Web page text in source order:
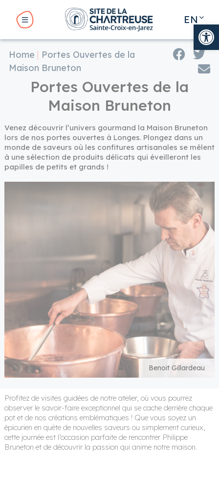
( THE SITE )
( YOUR VISIT )
( YOUR STAY )
EN
Home
Portes Ouvertes de la
Maison Bruneton
Portes Ouvertes de la
Maison Bruneton
Venez découvrir l’univers gourmand la Maison Bruneton
lors de nos portes ouvertes à Longes. Plongez dans un
monde de saveurs où les confitures artisanales se mêlent
à une sélection de produits délicats qui éveilleront les
papilles de petits et grands !
Benoit Gillardeau
Profitez de visites guidées de notre atelier, où vous pourrez
observer le savoir-faire exceptionnel qui se cache derrière chaque
pot et de nos créations emblématiques ! Que vous soyez un
épicurien en quête de nouvelles saveurs ou simplement curieux,
cette journée est l’occasion parfaite de rencontrer Philippe
Bruneton et de découvrir la passion qui anime notre maison.
Cookies management panel